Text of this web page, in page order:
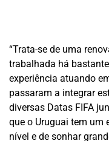
“Trata-se de uma
trabalhada há
experiência atuando
passaram a integrar
diversas Datas FIFA
que o Uruguai tem um
nível e de sonhar